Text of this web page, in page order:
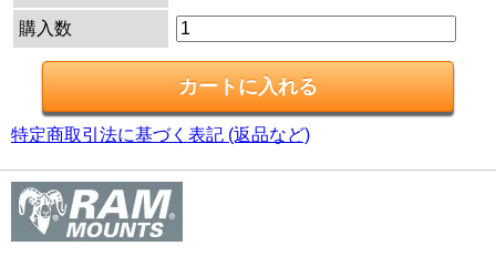
購入数
特定商取引法に基づく表記 (返品など)